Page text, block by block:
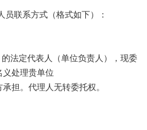
联系方式（格式如下）：
法定代表人（单位负责人），现委
处理贵单位
担。代理人无转委托权。